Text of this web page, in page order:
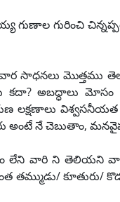
గుణాల గురించి
సాధనలు మొత్తము
అబద్ధాలు మోసం
విశ్వసనీయత
అంటే నే చెబుతాం,
వారి ని తెలియని
తమ్ముడు/ కూతురు/